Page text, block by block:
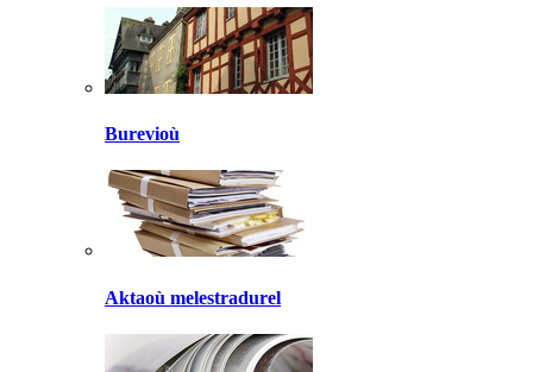
Burevioù
Aktaoù melestradurel